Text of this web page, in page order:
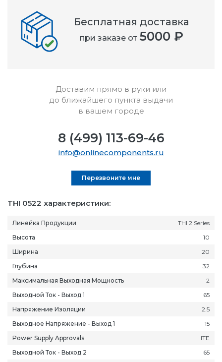
THI 0522 характеристики:
Линейка Продукции
THI 2 Series
Высота
10
Ширина
20
Глубина
32
Максимальная Выходная Мощность
2
Выходной Ток - Выход 1
65
Напряжение Изоляции
2.5
Выходное Напряжение - Выход 1
15
Power Supply Approvals
ITE
Выходной Ток - Выход 2
65
Бесплатная доставка
при заказе от 5000 ₽
Доставим прямо в руки или
до ближайшего пункта выдачи
в вашем городе
8 (499) 113-69-46
info@onlinecomponents.ru
Перезвоните мне